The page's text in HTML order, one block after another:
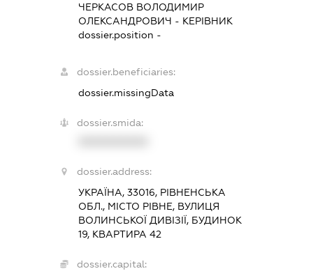
ЧЕРКАСОВ ВОЛОДИМИР
ОЛЕКСАНДРОВИЧ - КЕРІВНИК
dossier.position -
dossier.beneficiaries:
dossier.missingData
dossier.smida:
dossier.address:
УКРАЇНА, 33016, РІВНЕНСЬКА
ОБЛ., МІСТО РІВНЕ, ВУЛИЦЯ
ВОЛИНСЬКОЇ ДИВІЗІЇ, БУДИНОК
19, КВАРТИРА 42
dossier.capital: